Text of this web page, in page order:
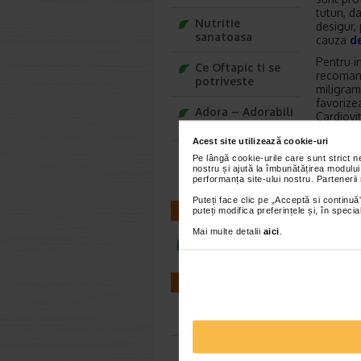
Acest site utilizează cookie-uri
Pe lângă cookie-urile care sunt strict
nostru și ajută la îmbunătățirea
performanța site-ului nostru.
Puteți face clic pe „Acceptă si
puteți modifica preferințele și, în
Mai multe detalii aici
tutun,
cauza
Pentru
Se
este de
Pentru
sufera
calm si
Cauze
Nutritie
sanatoasa
Ce Oftapic ti se
potriveste
Adora – Adorabili
din prima clipa
Seturi cadou
Baylis&Harding
CONTACT
Farmacii NON-STOP
Farmacii FIV